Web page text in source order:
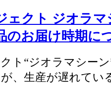
ェクト ジオラマ
のお届け時期に
ト“ジオラマシー
、生産が遅れてい